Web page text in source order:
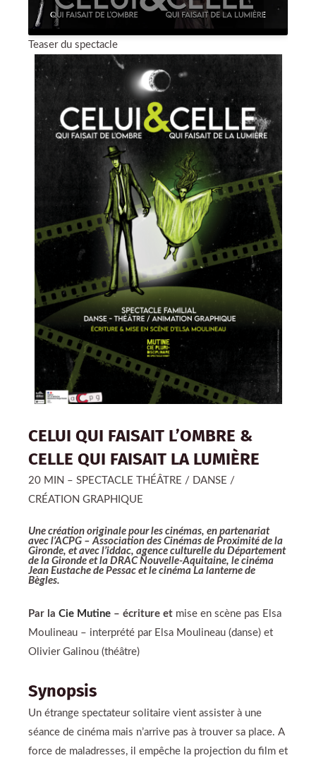
Teaser du spectacle
CELUI QUI FAISAIT L’OMBRE &
CELLE QUI FAISAIT LA LUMIÈRE
20 MIN – SPECTACLE THÉÂTRE / DANSE /
CRÉATION GRAPHIQUE
Une création originale pour les cinémas, en partenariat
avec l’ACPG – Association des Cinémas de Proximité de la
Gironde, et avec l’iddac, agence culturelle du Département
de la Gironde et la DRAC Nouvelle-Aquitaine, le cinéma
Jean Eustache de Pessac et le cinéma La lanterne de
Bègles.
Par la Cie Mutine – écriture et mise en scène pas Elsa
Moulineau – interprété par Elsa Moulineau (danse) et
Olivier Galinou (théâtre)
Synopsis
Un étrange spectateur solitaire vient assister à une
séance de cinéma mais n’arrive pas à trouver sa place. A
force de maladresses, il empêche la projection du film et